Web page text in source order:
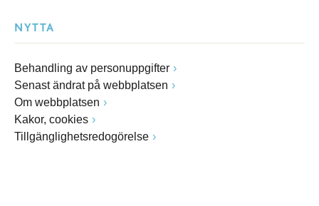
NYTTA
Behandling av personuppgifter
Senast ändrat på webbplatsen
Om webbplatsen
Kakor, cookies
Tillgänglighetsredogörelse